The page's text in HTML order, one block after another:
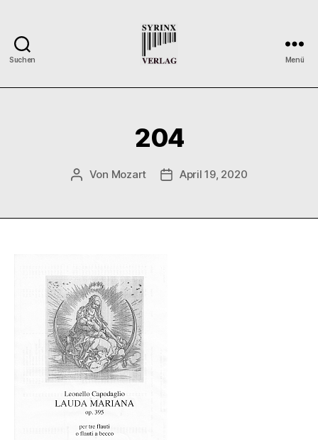
Suchen
Verlag
Verlag
der
Flötisten
Menü
204
Beitragsautor
Von Mozart Veröffentlichungsdatum
April 19, 2020